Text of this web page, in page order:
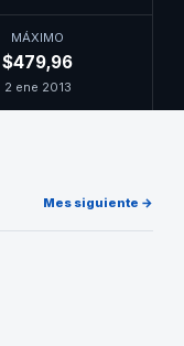
MÁXIMO
$479,96
2 ene 2013
Mes siguiente →